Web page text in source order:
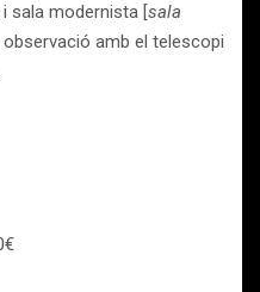
sala modernista [sala
amb el telescopi